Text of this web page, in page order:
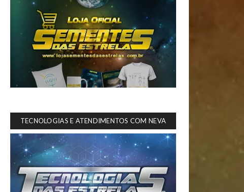
TECNOLOGIAS E ATENDIMENTOS COM NEVA